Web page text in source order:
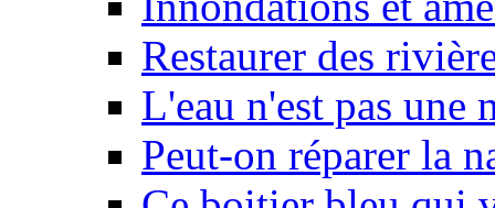
Restaurer des
L'eau n'est pas une
Peut-on réparer la